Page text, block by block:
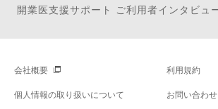
開業医支援サポート ご利用者インタビュ
会社概要 利用規約
個人情報の取り扱いについて お問い合わせ